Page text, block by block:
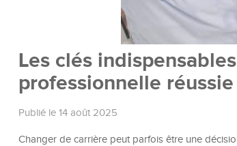
Les clés
professionnelle réussie
Publié le 14 août 2025
Changer de carrière peut parfois être une